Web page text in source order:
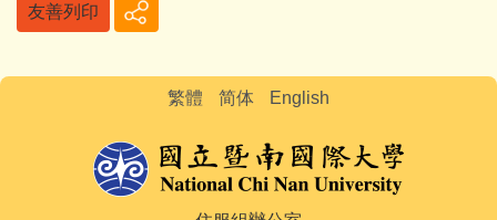
友善列印
繁體 简体 English